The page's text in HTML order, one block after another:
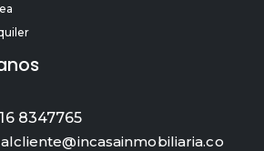
8347765